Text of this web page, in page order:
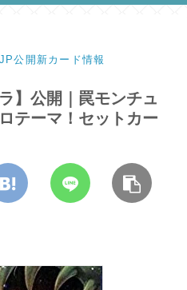
公開新カード情報
】公開｜罠モンチュ
テーマ！セットカー